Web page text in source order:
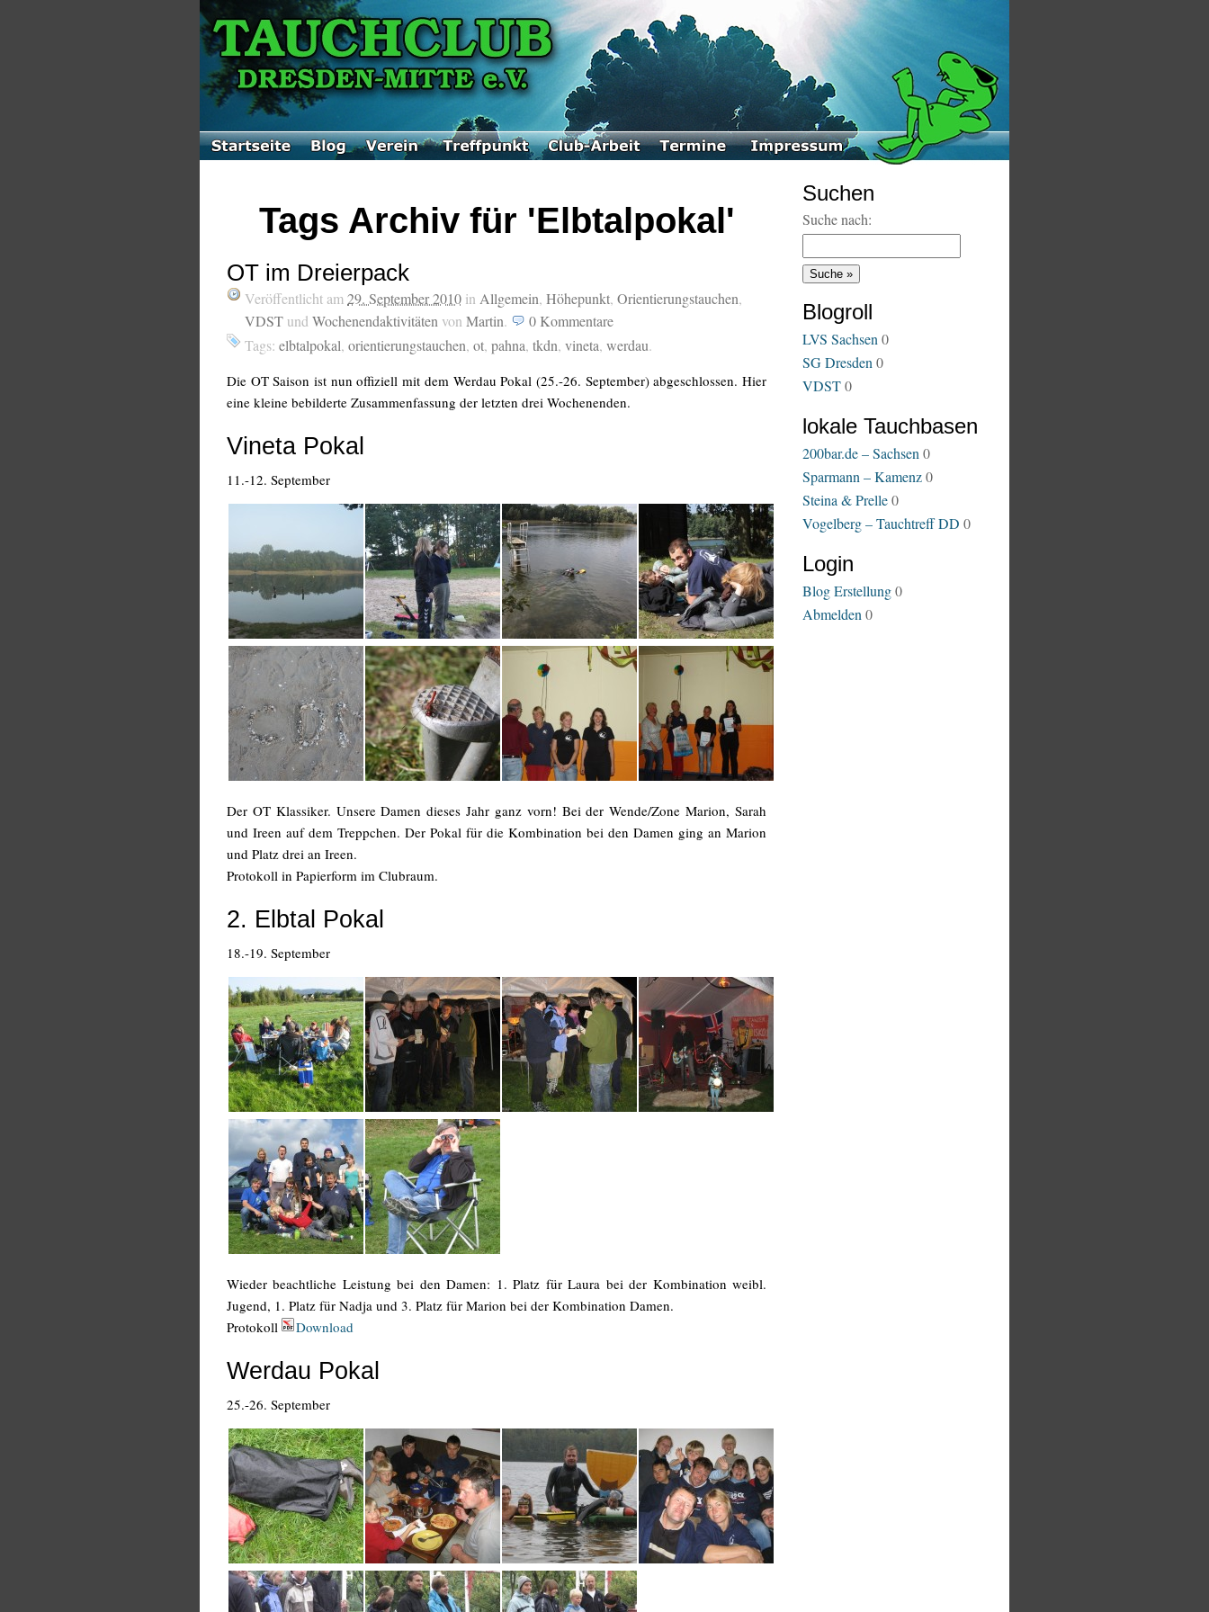
Tags Archiv für 'Elbtalpokal'
OT im Dreierpack
Veröffentlicht am 29. September 2010 in Allgemein, Höhepunkt, Orientierungstauchen,
VDST und Wochenendaktivitäten von Martin. 0 Kommentare
Tags: elbtalpokal, orientierungstauchen, ot, pahna, tkdn, vineta, werdau.
Die OT Saison ist nun offiziell mit dem Werdau Pokal (25.-26. September) abgeschlossen. Hier
eine kleine bebilderte Zusammenfassung der letzten drei Wochenenden.
Vineta Pokal
11.-12. September
Der OT Klassiker. Unsere Damen dieses Jahr ganz vorn! Bei der Wende/Zone Marion, Sarah
und Ireen auf dem Treppchen. Der Pokal für die Kombination bei den Damen ging an Marion
und Platz drei an Ireen.
Protokoll in Papierform im Clubraum.
2. Elbtal Pokal
18.-19. September
Wieder beachtliche Leistung bei den Damen: 1. Platz für Laura bei der Kombination weibl.
Jugend, 1. Platz für Nadja und 3. Platz für Marion bei der Kombination Damen.
Protokoll
Download
Werdau Pokal
25.-26. September
Suchen
Suche nach:
Blogroll
LVS Sachsen 0
SG Dresden 0
VDST0
lokale Tauchbasen
200bar.de – Sachsen 0
Sparmann – Kamenz0
Steina & Prelle0
Vogelberg – Tauchtreff DD 0
Login
Blog Erstellung0
Abmelden 0